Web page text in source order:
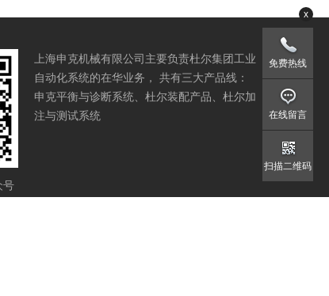
号
上海申克机械有限公司主要负责杜尔集团工业
自动化系统的在华业务， 共有三大产品线：
申克平衡与诊断系统、杜尔装配产品、杜尔加
注与测试系统
x
免费热线
在线留言
扫描二维码